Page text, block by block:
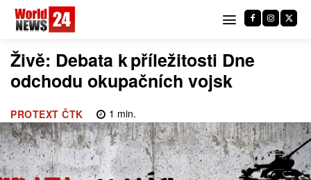
Živě: Debata k příležitosti Dne
odchodu okupačních vojsk
PROTEXT ČTK 1 min.